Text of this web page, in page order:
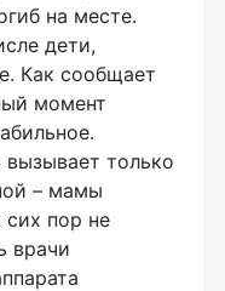
на месте.
дети,
Как сообщает
момент
только
– мамы
сих пор не
врачи